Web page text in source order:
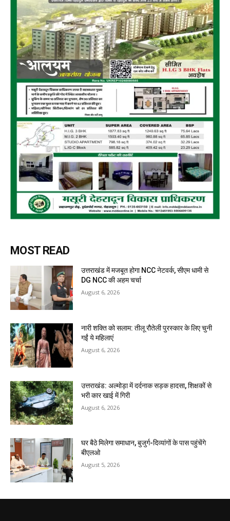
MOST READ
उत्तराखंड में मजबूत होगा NCC नेटवर्क, सीएम धामी से
DG NCC की अहम चर्चा
August 6, 2026
नारी शक्ति को सलाम: तीलू रौतेली पुरस्कार के लिए चुनी
गईं ये महिलाएं
August 6, 2026
उत्तराखंड: अल्मोड़ा में दर्दनाक सड़क हादसा, शिक्षकों से
भरी कार खाई में गिरी
August 6, 2026
घर बैठे मिलेगा समाधान, बुजुर्ग-दिव्यांगों के पास पहुंचेंगे
बीएलओ
August 5, 2026